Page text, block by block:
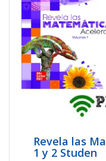
Revela las
1 y 2 Studen